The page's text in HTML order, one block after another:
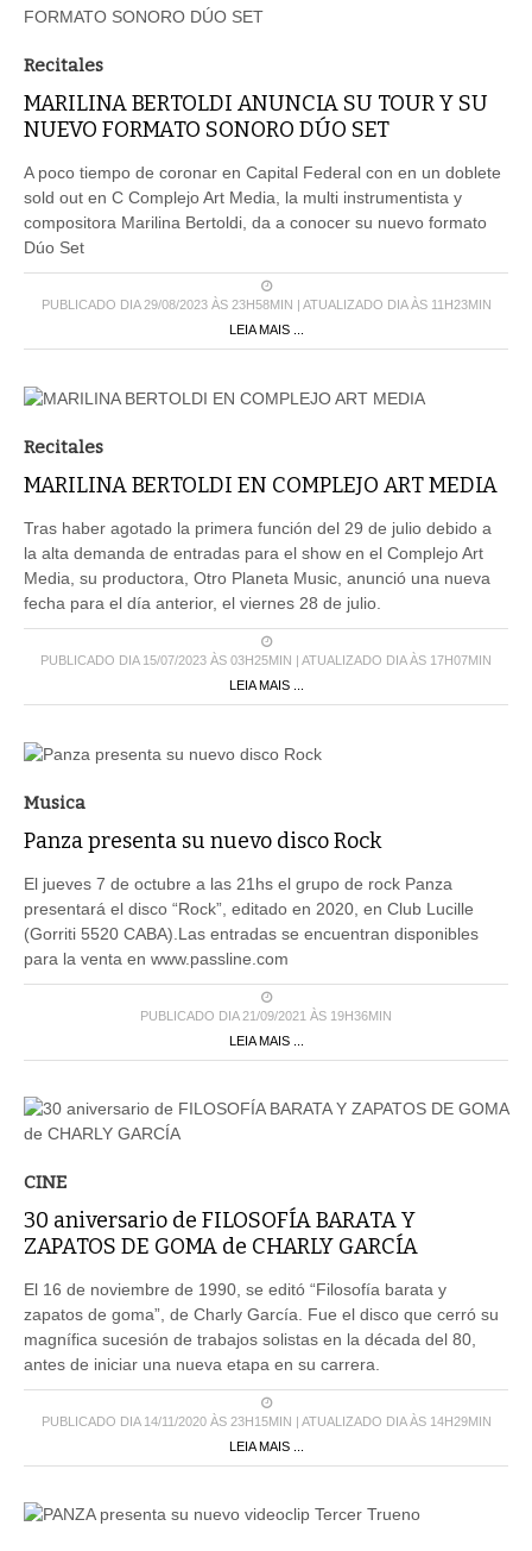
Recitales
MARILINA BERTOLDI ANUNCIA SU TOUR Y SU
NUEVO FORMATO SONORO DÚO SET
A poco tiempo de coronar en Capital Federal con en un doblete
sold out en C Complejo Art Media, la multi instrumentista y
compositora Marilina Bertoldi, da a conocer su nuevo formato
Dúo Set
PUBLICADO DIA 29/08/2023 ÀS 23H58MIN | ATUALIZADO DIA ÀS 11H23MIN
LEIA MAIS ...
Recitales
MARILINA BERTOLDI EN COMPLEJO ART MEDIA
Tras haber agotado la primera función del 29 de julio debido a
la alta demanda de entradas para el show en el Complejo Art
Media, su productora, Otro Planeta Music, anunció una nueva
fecha para el día anterior, el viernes 28 de julio.
PUBLICADO DIA 15/07/2023 ÀS 03H25MIN | ATUALIZADO DIA ÀS 17H07MIN
LEIA MAIS ...
Musica
Panza presenta su nuevo disco Rock
El jueves 7 de octubre a las 21hs el grupo de rock Panza
presentará el disco “Rock”, editado en 2020, en Club Lucille
(Gorriti 5520 CABA).Las entradas se encuentran disponibles
para la venta en www.passline.com
PUBLICADO DIA 21/09/2021 ÀS 19H36MIN
LEIA MAIS ...
CINE
30 aniversario de FILOSOFÍA BARATA Y
ZAPATOS DE GOMA de CHARLY GARCÍA
El 16 de noviembre de 1990, se editó “Filosofía barata y
zapatos de goma”, de Charly García. Fue el disco que cerró su
magnífica sucesión de trabajos solistas en la década del 80,
antes de iniciar una nueva etapa en su carrera.
PUBLICADO DIA 14/11/2020 ÀS 23H15MIN | ATUALIZADO DIA ÀS 14H29MIN
LEIA MAIS ...